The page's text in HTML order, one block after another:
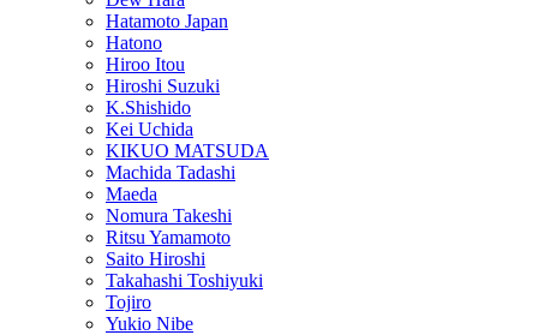
Hatamoto Japan
Hatono
Hiroo Itou
Hiroshi Suzuki
K.Shishido
Kei Uchida
KIKUO MATSUDA
Machida Tadashi
Maeda
Nomura Takeshi
Ritsu Yamamoto
Saito Hiroshi
Takahashi Toshiyuki
Tojiro
Yukio Nibe